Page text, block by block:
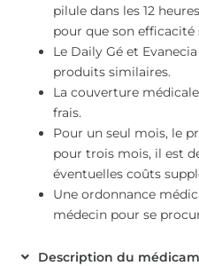
pilule dans les 12
pour que son
Le Daily Gé et
produits similaires.
La couverture
frais.
Pour un seul mois, le
pour trois mois, il est
éventuelles coûts
Une ordonnance
médecin pour se
Description du